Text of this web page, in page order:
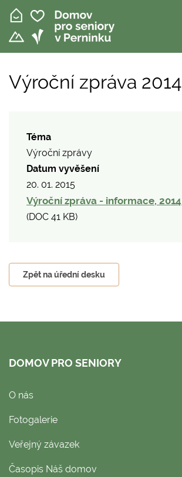
Přejít
hlavnímu
obsahu
Výroční zpráva 2014
Téma
Výroční zprávy
Datum vyvěšení
20. 01. 2015
Výroční zpráva - informace, 2014
(DOC 41 KB)
Zpět na úřední desku
DOMOV PRO SENIORY
O nás
Fotogalerie
Veřejný závazek
Časopis Náš domov